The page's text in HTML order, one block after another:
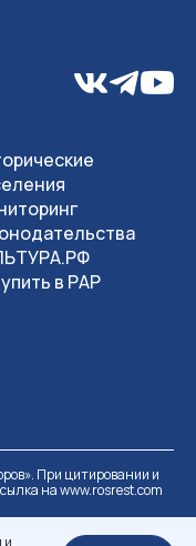
и
в РАР
При цитировании и
на www.rosrest.com
Разработка сайта